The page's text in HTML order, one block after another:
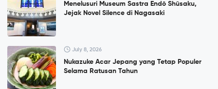
Menelusuri Museum Sastra Endō Shūsaku,
Jejak Novel Silence di Nagasaki
July 8, 2026
Nukazuke Acar Jepang yang Tetap Populer
Selama Ratusan Tahun